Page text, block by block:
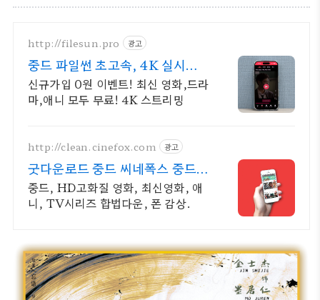
http://filesun.pro 광고
중드 파일썬 초고속, 4K 실시간
보기!
신규가입 0원 이벤트! 최신 영화,드라
마,애니 모두 무료! 4K 스트리밍
http://clean.cinefox.com 광고
굿다운로드 중드 씨네폭스 중드
일드 30%할인
중드, HD고화질 영화, 최신영화, 애
니, TV시리즈 합법다운, 폰 감상.